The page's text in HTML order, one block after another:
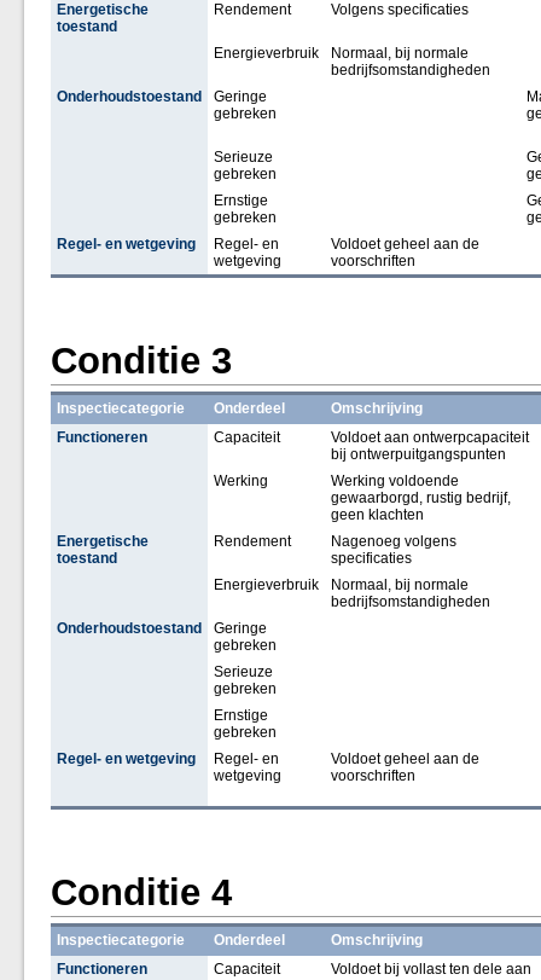
Energetische
toestand
Rendement Volgens specificaties
Energieverbruik
Normaal, bij normale
bedrijfsomstandigheden
Onderhoudstoestand
Geringe
gebreken
Serieuze
gebreken
Ernstige
gebreken
Regel- en wetgeving
Regel- en
wetgeving
Voldoet geheel aan de
voorschriften
Conditie 3
Inspectiecategorie Onderdeel
Omschrijving
Functioneren
Capaciteit
Voldoet aan ontwerpcapaciteit
bij ontwerpuitgangspunten
Werking
Werking voldoende
gewaarborgd, rustig bedrijf,
geen klachten
Energetische
toestand
Rendement
Nagenoeg volgens
specificaties
Energieverbruik
Normaal, bij normale
bedrijfsomstandigheden
Onderhoudstoestand
Geringe
gebreken
Serieuze
gebreken
Ernstige
gebreken
Regel- en wetgeving
Regel- en
wetgeving
Voldoet geheel aan de
voorschriften
Conditie 4
Inspectiecategorie Onderdeel
Omschrijving
Functioneren
Capaciteit
Voldoet bij vollast ten dele aan